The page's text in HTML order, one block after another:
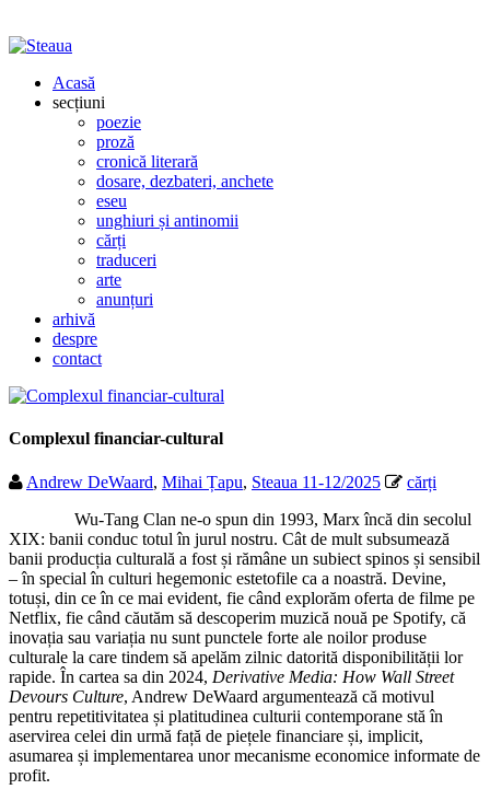
Acasă
secțiuni
poezie
proză
cronică literară
dosare, dezbateri, anchete
eseu
unghiuri și antinomii
cărți
traduceri
arte
anunțuri
arhivă
despre
contact
Complexul financiar-cultural
Andrew DeWaard, Mihai Țapu, Steaua 11-12/2025
cărți
Wu-Tang Clan ne-o spun din 1993, Marx încă din secolul
XIX: banii conduc totul în jurul nostru. Cât de mult subsumează
banii producția culturală a fost și rămâne un subiect spinos și sensibil
– în special în culturi hegemonic estetofile ca a noastră. Devine,
totuși, din ce în ce mai evident, fie când explorăm oferta de filme pe
Netflix, fie când căutăm să descoperim muzică nouă pe Spotify, că
inovația sau variația nu sunt punctele forte ale noilor produse
culturale la care tindem să apelăm zilnic datorită disponibilității lor
rapide. În cartea sa din 2024, Derivative Media: How Wall Street
Devours Culture, Andrew DeWaard argumentează că motivul
pentru repetitivitatea și platitudinea culturii contemporane stă în
aservirea celei din urmă față de piețele financiare și, implicit,
asumarea și implementarea unor mecanisme economice informate de
profit.